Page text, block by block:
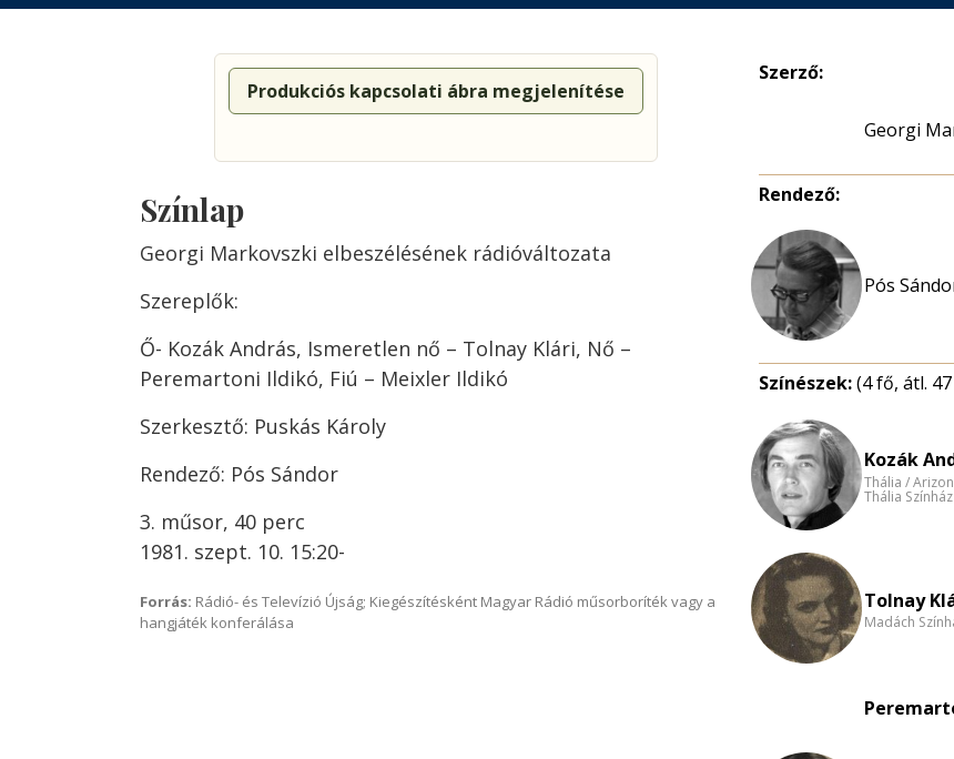
Produkciós kapcsolati ábra megjelenítése
Színlap
Georgi Markovszki elbeszélésének rádióváltozata
Szereplők:
Ő- Kozák András, Ismeretlen nő – Tolnay Klári, Nő –
Peremartoni Ildikó, Fiú – Meixler Ildikó
Szerkesztő: Puskás Károly
Rendező: Pós Sándor
3. műsor, 40 perc
1981. szept. 10. 15:20-
Forrás: Rádió- és Televízió Újság; Kiegészítésként Magyar Rádió műsorboríték vagy a
hangjáték konferálása
Szerző:
Georgi
Rendező:
Pós
Színészek:(4 fő, átl.
Kozák
Thália /
Thália Színház
Tolnay
Madách